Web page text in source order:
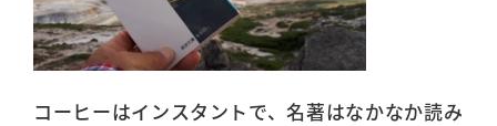
コーヒーはインスタントで、名著はなかなか読み